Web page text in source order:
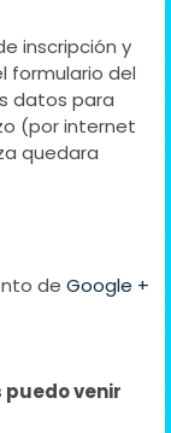
inscripción y
formulario del
datos para
(por internet
quedara
de Google +
puedo venir